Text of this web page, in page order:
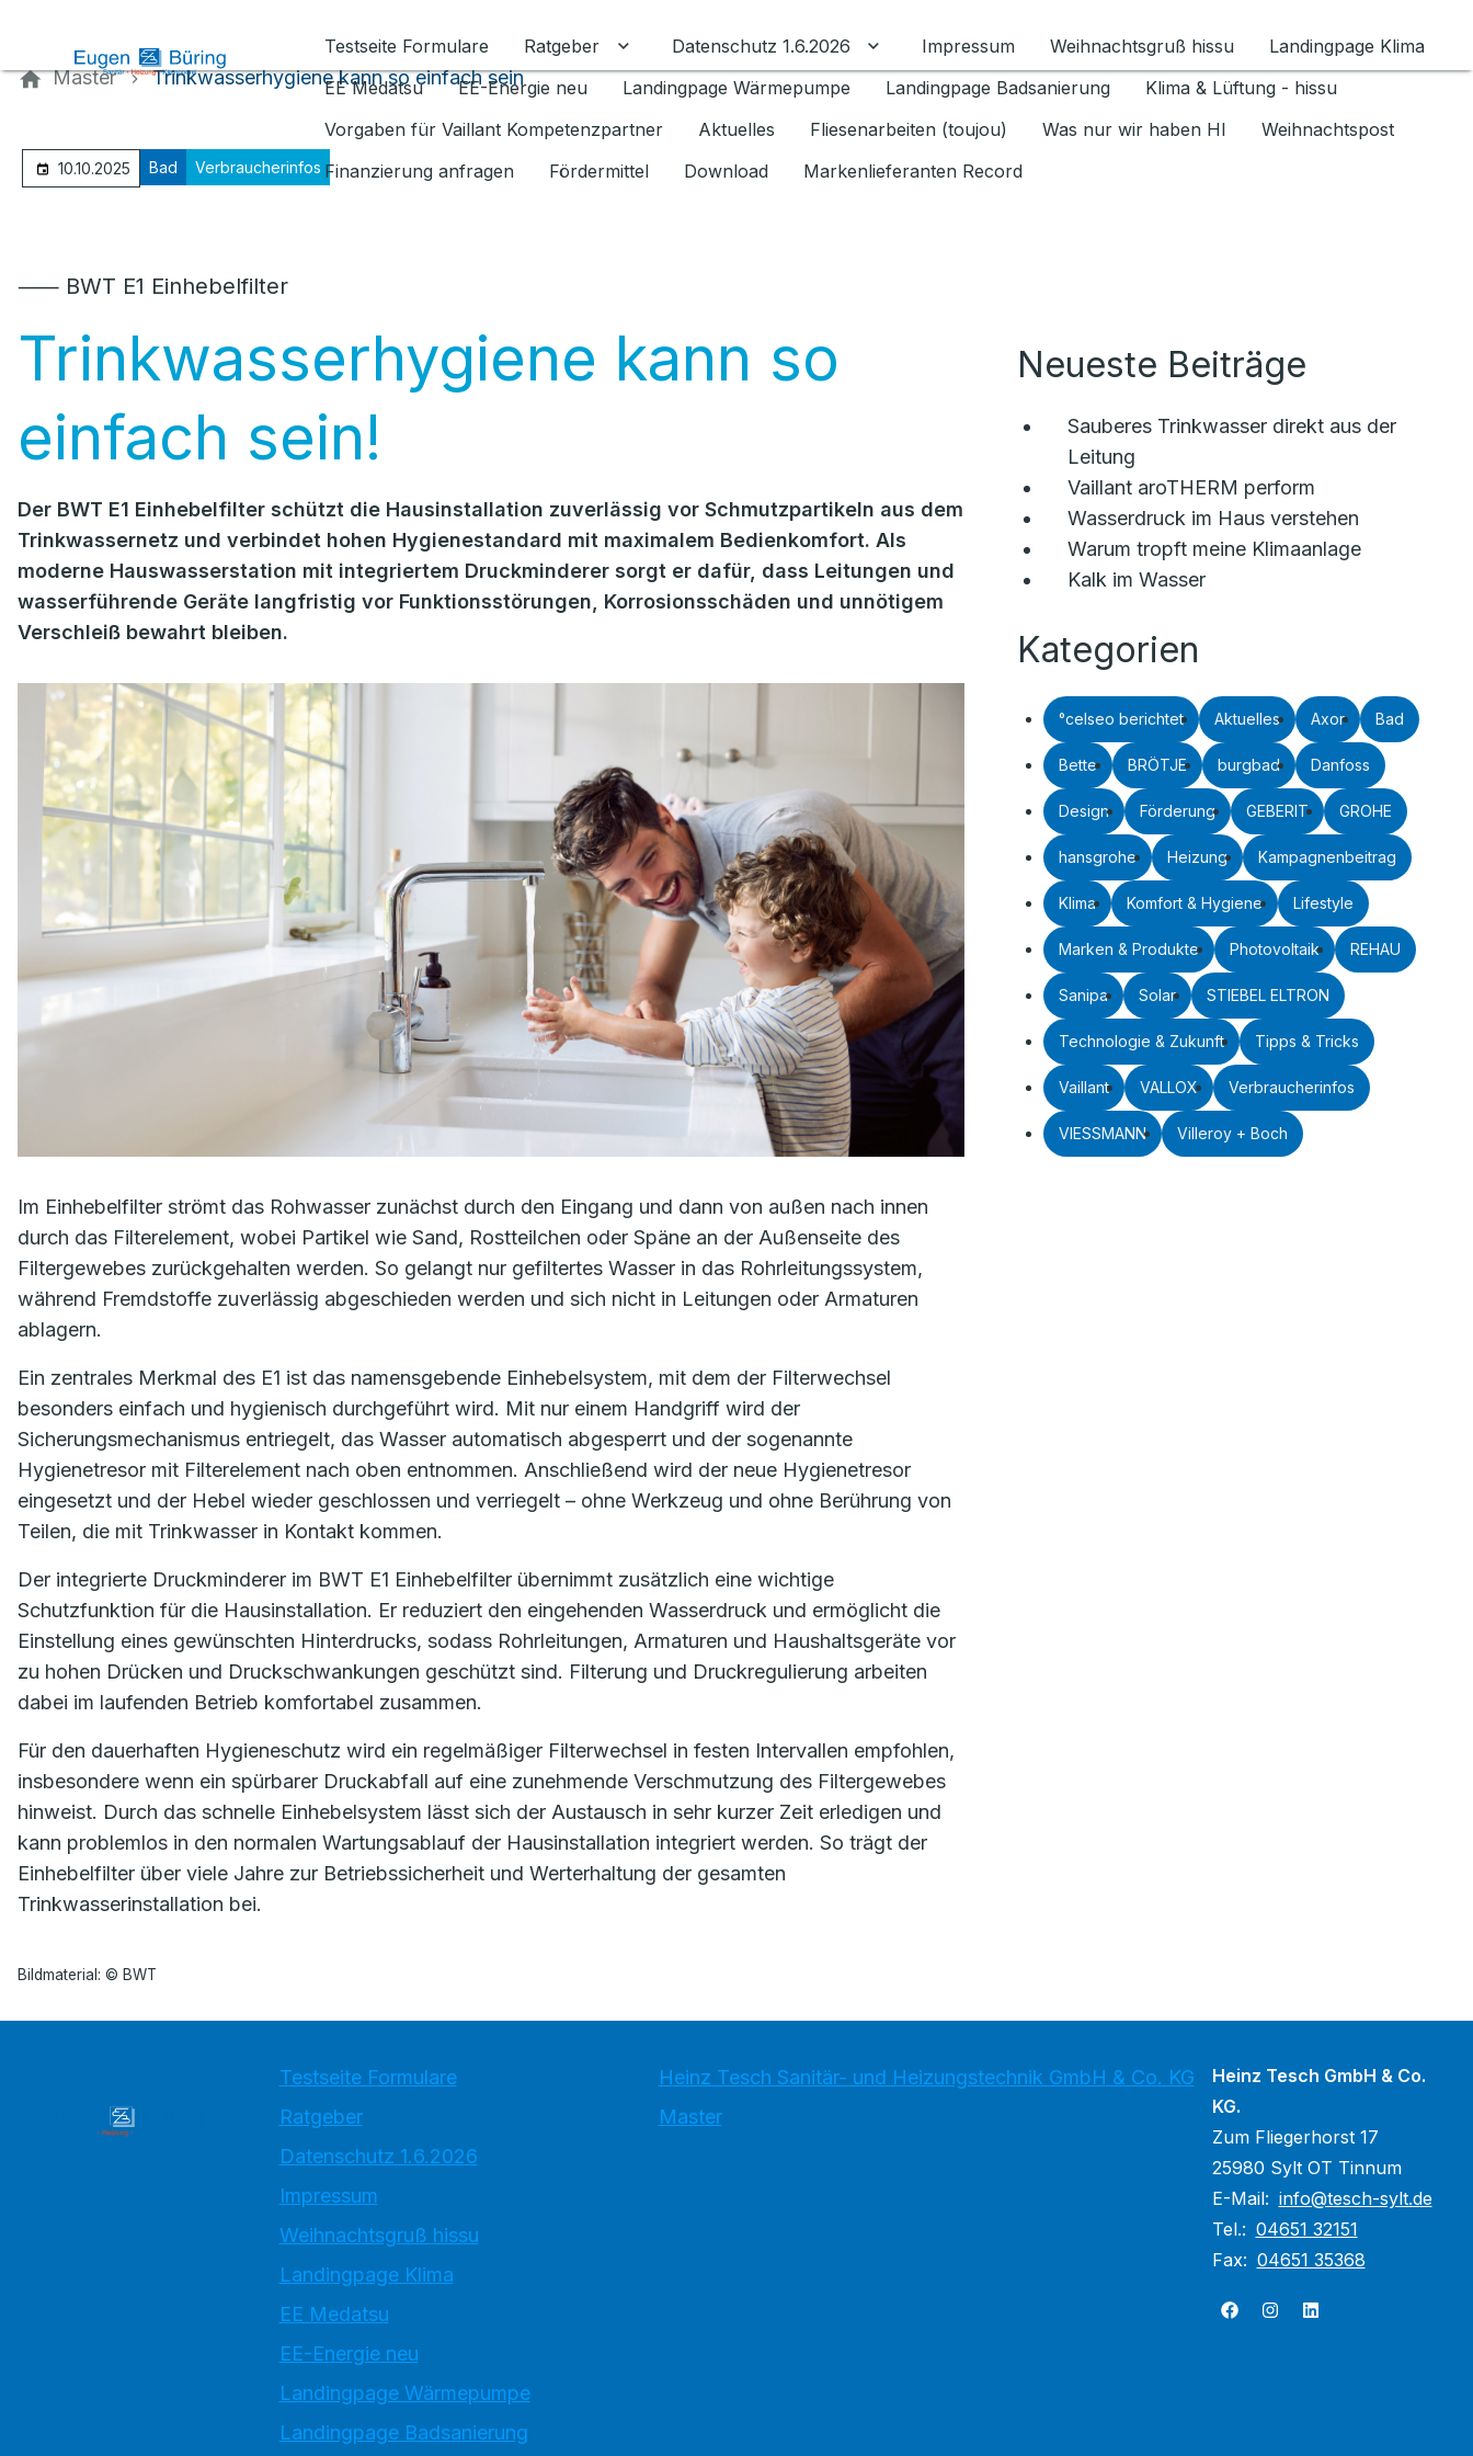
Testseite Formulare
Ratgeber Untermenü für Ratgeber umschalten
Datenschutz 1.6.2026 Untermenü für Datenschutz 1.6.2026 umschalten
Impressum Weihnachtsgruß hissu
Landingpage Klima
EE Medatsu
EE-Energie neu Landingpage Wärmepumpe Landingpage Badsanierung
Klima & Lüftung - hissu
Vorgaben für Vaillant Kompetenzpartner
Aktuelles Fliesenarbeiten (toujou) Was nur wir haben HI
Weihnachtspost
Finanzierung anfragen
Fördermittel Download Markenlieferanten Record
Master Trinkwasserhygiene kann so einfach sein
10.10.2025 Bad Verbraucherinfos
⸺ BWT E1 Einhebelfilter
Trinkwasserhygiene kann so
einfach sein!
Der BWT E1 Einhebelfilter schützt die Hausinstallation zuverlässig vor Schmutzpartikeln aus dem
Trinkwassernetz und verbindet hohen Hygienestandard mit maximalem Bedienkomfort. Als
moderne Hauswasserstation mit integriertem Druckminderer sorgt er dafür, dass Leitungen und
wasserführende Geräte langfristig vor Funktionsstörungen, Korrosionsschäden und unnötigem
Verschleiß bewahrt bleiben.
Im Einhebelfilter strömt das Rohwasser zunächst durch den Eingang und dann von außen nach innen
durch das Filterelement, wobei Partikel wie Sand, Rostteilchen oder Späne an der Außenseite des
Filtergewebes zurückgehalten werden. So gelangt nur gefiltertes Wasser in das Rohrleitungssystem,
während Fremdstoffe zuverlässig abgeschieden werden und sich nicht in Leitungen oder Armaturen
ablagern.
Ein zentrales Merkmal des E1 ist das namensgebende Einhebelsystem, mit dem der Filterwechsel
besonders einfach und hygienisch durchgeführt wird. Mit nur einem Handgriff wird der
Sicherungsmechanismus entriegelt, das Wasser automatisch abgesperrt und der sogenannte
Hygienetresor mit Filterelement nach oben entnommen. Anschließend wird der neue Hygienetresor
eingesetzt und der Hebel wieder geschlossen und verriegelt – ohne Werkzeug und ohne Berührung von
Teilen, die mit Trinkwasser in Kontakt kommen.
Der integrierte Druckminderer im BWT E1 Einhebelfilter übernimmt zusätzlich eine wichtige
Schutzfunktion für die Hausinstallation. Er reduziert den eingehenden Wasserdruck und ermöglicht die
Einstellung eines gewünschten Hinterdrucks, sodass Rohrleitungen, Armaturen und Haushaltsgeräte vor
zu hohen Drücken und Druckschwankungen geschützt sind. Filterung und Druckregulierung arbeiten
dabei im laufenden Betrieb komfortabel zusammen.
Für den dauerhaften Hygieneschutz wird ein regelmäßiger Filterwechsel in festen Intervallen empfohlen,
insbesondere wenn ein spürbarer Druckabfall auf eine zunehmende Verschmutzung des Filtergewebes
hinweist. Durch das schnelle Einhebelsystem lässt sich der Austausch in sehr kurzer Zeit erledigen und
kann problemlos in den normalen Wartungsablauf der Hausinstallation integriert werden. So trägt der
Einhebelfilter über viele Jahre zur Betriebssicherheit und Werterhaltung der gesamten
Trinkwasserinstallation bei.
Bildmaterial: © BWT
Neueste Beiträge
Sauberes Trinkwasser direkt aus der
Leitung
Vaillant aroTHERM perform
Wasserdruck im Haus verstehen
Warum tropft meine Klimaanlage
Kalk im Wasser
Kategorien
°celseo berichtet Aktuelles Axor Bad
Bette BRÖTJE burgbad Danfoss
Design Förderung GEBERIT GROHE
hansgrohe Heizung Kampagnenbeitrag
Klima Komfort & Hygiene Lifestyle
Marken & Produkte Photovoltaik REHAU
Sanipa Solar STIEBEL ELTRON
Technologie & Zukunft Tipps & Tricks
Vaillant VALLOX Verbraucherinfos
VIESSMANN Villeroy + Boch
Testseite Formulare
Ratgeber
Datenschutz 1.6.2026
Impressum
Weihnachtsgruß hissu
Landingpage Klima
EE Medatsu
EE-Energie neu
Landingpage Wärmepumpe
Landingpage Badsanierung
Heinz Tesch Sanitär- und Heizungstechnik GmbH & Co. KG
Master
Heinz Tesch GmbH & Co.
KG.
Zum Fliegerhorst 17
25980 Sylt OT Tinnum
E-Mail: info@tesch-sylt.de
Tel.: 04651 32151
Fax: 04651 35368